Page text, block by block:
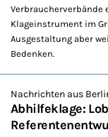
Verbraucherverbände
Klageinstrument im
Ausgestaltung aber
Bedenken.
Nachrichten aus
Abhilfeklage: